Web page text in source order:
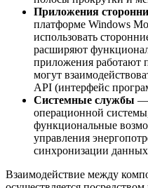
Приложения
платформе Windows
использовать
расширяют
приложения работают
могут
API (интерфейс
Системные службы —
операционной
функциональные
управления
синхронизации
Взаимодействие между